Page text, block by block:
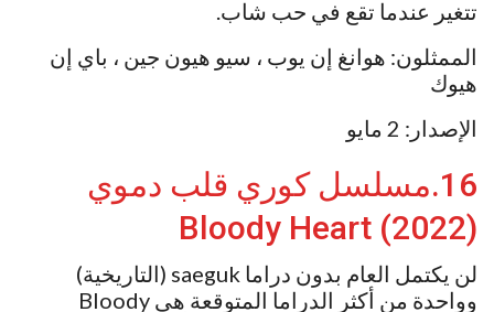
تتغير عندما تقع في حب شاب.
الممثلون: هوانغ إن يوب ، سيو هيون جين ، باي إن
هيوك
الإصدار: 2 مايو
16.مسلسل كوري قلب دموي
(2022) Bloody Heart
لن يكتمل العام بدون دراما saeguk (التاريخية)
وواحدة من أكثر الدراما المتوقعة هي Bloody